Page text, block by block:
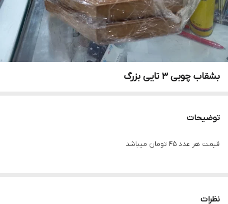
بشقاب چوبی 3 تایی بزرگ
توضیحات
قیمت هر عدد 45 تومان میباشد
نظرات